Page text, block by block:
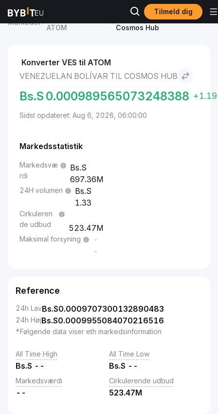
Tilmeld dig
Markeder
ATOM
Venezuelan Bolívar to
Cosmos Hub
Konverter VES til ATOM
VENEZUELAN BOLÍVAR TIL COSMOS HUB
Bs.S 0.000989565073248388
Sidst opdateret: Aug 6, 2026, 06:00:00
Markedsstatistik
Markedsvæ
rdi
697.36M
24H volumen
1.33
Cirkuleren
de udbud
523.47M
Maksimal forsyning
-
-
Reference
24h LavBs.S0.0009707300132890483
24h HøjBs.S0.0009955084070216516
*Følgende data viser eth markedsinformation
All Time High
Bs.S --
All Time Low
Bs.S --
Markedsværdi
--
Cirkulerende udbud
523.47M